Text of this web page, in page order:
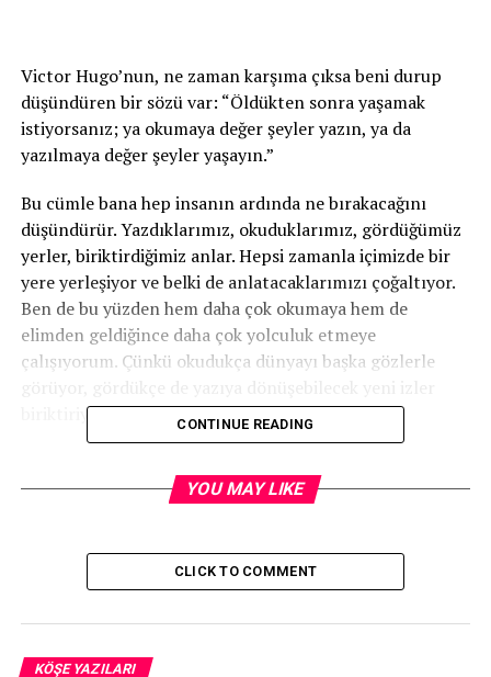
Victor Hugo’nun, ne zaman karşıma çıksa beni durup
düşündüren bir sözü var: “Öldükten sonra yaşamak
istiyorsanız; ya okumaya değer şeyler yazın, ya da
yazılmaya değer şeyler yaşayın.”
Bu cümle bana hep insanın ardında ne bırakacağını
düşündürür. Yazdıklarımız, okuduklarımız, gördüğümüz
yerler, biriktirdiğimiz anlar. Hepsi zamanla içimizde bir
yere yerleşiyor ve belki de anlatacaklarımızı çoğaltıyor.
Ben de bu yüzden hem daha çok okumaya hem de
elimden geldiğince daha çok yolculuk etmeye
çalışıyorum. Çünkü okudukça dünyayı başka gözlerle
biriktiriyorum.
sefer, uzun zamandır görmek istediğim edebi bir durağın
müze olarak ziyaret edilebiliyor. Hugo, yaklaşık 280
metrekarelik bu dairede 1832’den 1848’e kadar, yani 16
yıl yaşamış; burası onun hayatında en uzun süre kaldığı
CONTINUE READING
YOU MAY LIKE
CLICK TO COMMENT
KÖŞE YAZILARI